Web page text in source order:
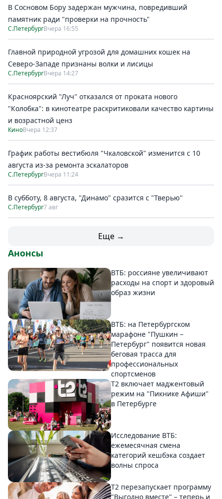
В Сосновом Бору задержан мужчина, повредивший
памятник ради "проверки на прочность"
С.ПетербургВчера 16:55
Главной природной угрозой для домашних кошек на
Северо-Западе признаны волки и лисицы
С.ПетербургВчера 14:27
Красноярский "Луч" отказался от проката нового
"Колобка": в кинотеатре раскритиковали качество картины
и возрастной ценз
КиноВчера 12:37
График работы вестибюля "Чкаловской" изменится с 10
августа из-за ремонта эскалаторов
С.ПетербургВчера 11:24
В субботу, 8 августа, "Динамо" сразится с "Тверью"
С.Петербург7 авг
Еще →
Анонсы
ВТБ: россияне увеличивают
расходы на спорт и здоровый
образ жизни
ВТБ: на Петербургском
марафоне "Пушкин –
Петербург" появится новая
беговая трасса для
профессиональных
спортсменов
Т2 включает маджентовый
режим на "Пикнике Афиши"
в Петербурге
Исследование ВТБ:
ежемесячная смена
категорий кешбэка создает
волны спроса
Т2 перезапускает программу
"Выгодно вместе" – теперь и